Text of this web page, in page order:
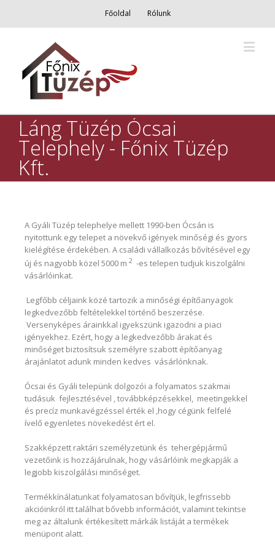
Főoldal Rólunk
Láng Tüzép Ócsai
Telephely - Főnix Tüzép
Kft.
A Gyáli Tüzép telephelye mellett 1990-ben Ócsán is
nyitottunk egy telepet a növekvő igények minőségi és gyors
kielégítése érdekében. A családi vállalkozás bővítésével egy
új és nagyobb közel 5000 m 2 -es telepen tudjuk kiszolgálni
vásárlóinkat.
Legfőbb céljaink közé tartozik a minőségi építőanyagok
legkedvezőbb feltételekkel történő beszerzése.
Versenyképes árainkkal igyekszünk igazodni a piaci
igényekhez. Ezért, hogy a legkedvezőbb árakat és
minőséget biztosítsuk személyre szabott építőanyag
árajánlatot adunk minden kedves vásárlónknak.
Ócsai és Gyáli telepünk dolgozói a folyamatos szakmai
tudásuk fejlesztésével , továbbképzésekkel, meetingekkel
és precíz munkavégzéssel érték el ,hogy cégünk felfelé
ívelő egyenletes növekedést ért el.
Szakképzett raktári személyzetünk és tehergépjármű
vezetőink is hozzájárulnak, hogy vásárlóink megkapják a
legjobb kiszolgálási minőséget.
Termékkínálatunkat folyamatosan bővítjük, legfrissebb
akcióinkról itt találhat bővebb információt, valamint tekintse
meg az általunk értékesített márkák listáját a termékek
menüpont alatt.